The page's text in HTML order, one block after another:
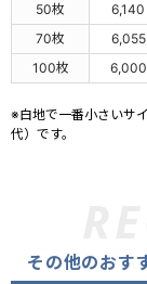
50枚
6,140
70枚
6,055
100枚
6,000
※白地で一番小さいサ
代）です。
その他のおす